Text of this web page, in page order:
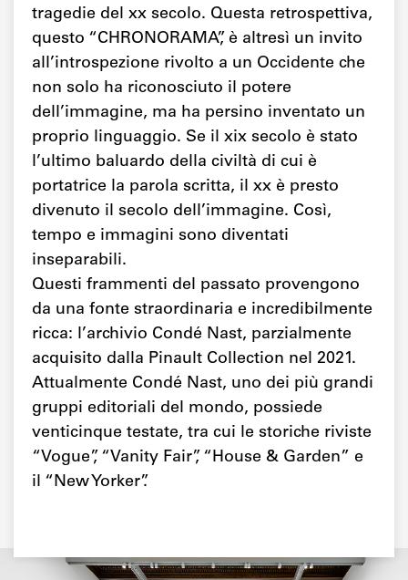
tragedie del xx secolo. Questa retrospettiva,
questo “CHRONORAMA”, è altresì un invito
all’introspezione rivolto a un Occidente che
non solo ha riconosciuto il potere
dell’immagine, ma ha persino inventato un
proprio linguaggio. Se il xix secolo è stato
l’ultimo baluardo della civiltà di cui è
portatrice la parola scritta, il xx è presto
divenuto il secolo dell’immagine. Così,
tempo e immagini sono diventati
inseparabili.
Questi frammenti del passato provengono
da una fonte straordinaria e incredibilmente
ricca: l’archivio Condé Nast, parzialmente
acquisito dalla Pinault Collection nel 2021.
Attualmente Condé Nast, uno dei più grandi
gruppi editoriali del mondo, possiede
venticinque testate, tra cui le storiche riviste
“Vogue”, “Vanity Fair”, “House & Garden” e
il “New Yorker”.